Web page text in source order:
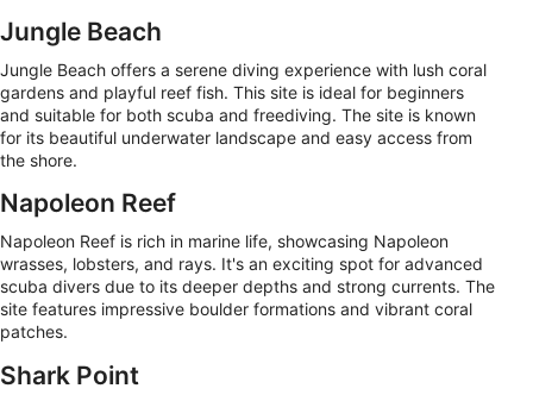
Jungle Beach
Jungle Beach offers a serene diving experience with lush coral
gardens and playful reef fish. This site is ideal for beginners
and suitable for both scuba and freediving. The site is known
for its beautiful underwater landscape and easy access from
the shore.
Napoleon Reef
Napoleon Reef is rich in marine life, showcasing Napoleon
wrasses, lobsters, and rays. It's an exciting spot for advanced
scuba divers due to its deeper depths and strong currents. The
site features impressive boulder formations and vibrant coral
patches.
Shark Point